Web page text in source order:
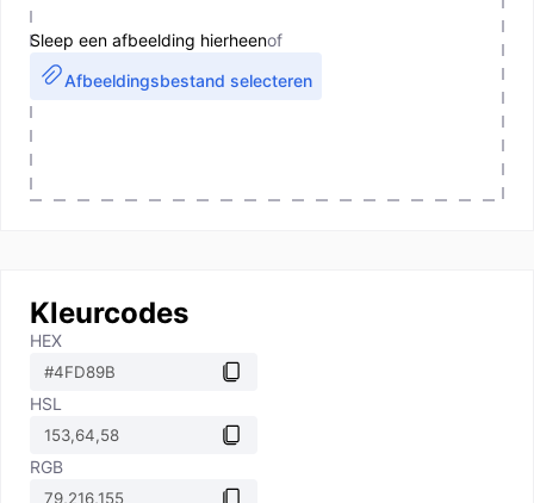
Sleep een afbeelding hierheenof
Afbeeldingsbestand selecteren
Kleurcodes
HEX
HSL
RGB